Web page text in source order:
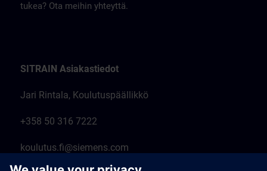
tukea? Ota meihin yhteyttä.
SITRAIN Asiakastiedot
Jari Rintala, Koulutuspäällikkö
+358 50 316 7222
koulutus.fi@siemens.com